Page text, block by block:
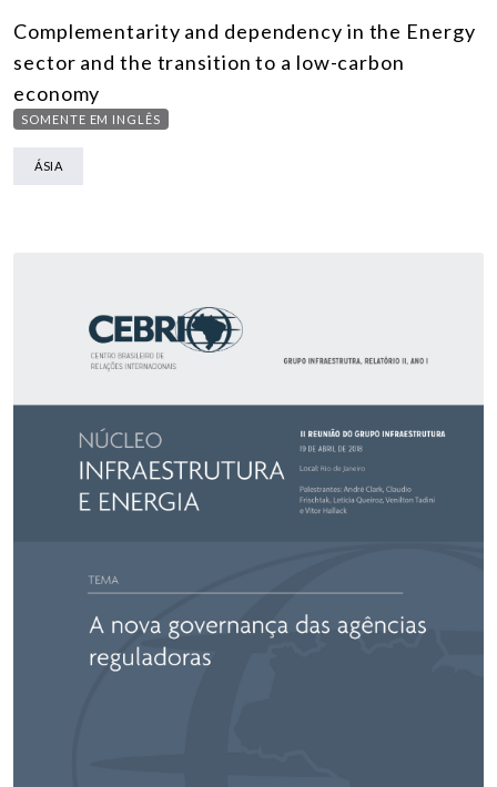
Complementarity and dependency in the Energy
sector and the transition to a low-carbon
economy
SOMENTE EM INGLÊS
ÁSIA